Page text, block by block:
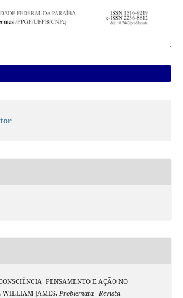
PENSAMENTO E AÇÃO NO
WILLIAM JAMES. Problemata - Revista